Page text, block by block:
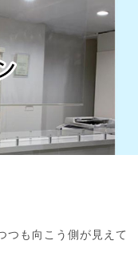
つも向こう側が見えて